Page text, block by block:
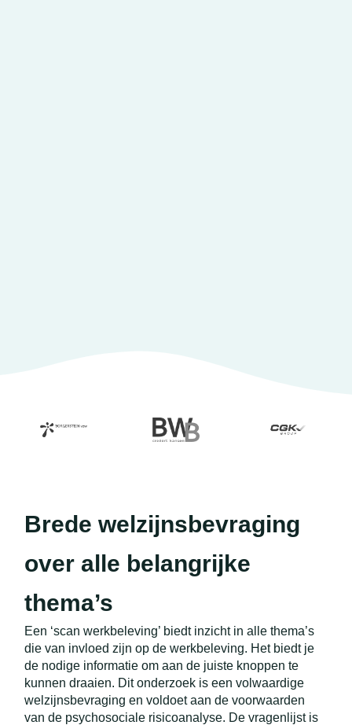
Brede welzijnsbevraging
over alle belangrijke
thema’s
Een ‘scan werkbeleving’ biedt inzicht in alle thema’s
die van invloed zijn op de werkbeleving. Het biedt je
de nodige informatie om aan de juiste knoppen te
kunnen draaien. Dit onderzoek is een volwaardige
welzijnsbevraging en voldoet aan de voorwaarden
van de psychosociale risicoanalyse. De vragenlijst is